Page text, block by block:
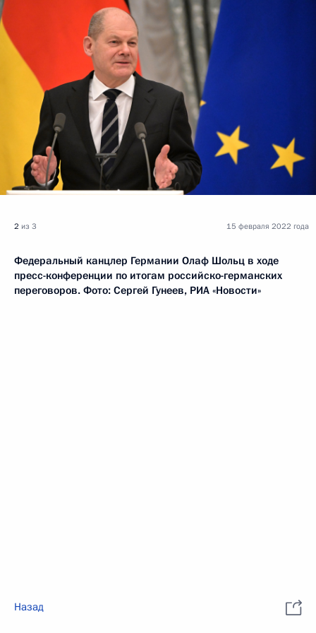
2 из 3
Федеральный канцлер Германии Олаф Шольц в ходе
пресс-конференции по итогам российско-германских
переговоров. Фото: Сергей Гунеев, РИА «Новости»
15 февраля 2022 года
Назад